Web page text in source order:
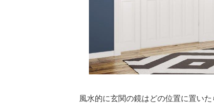
風水的に玄関の鏡はどの位置に置い